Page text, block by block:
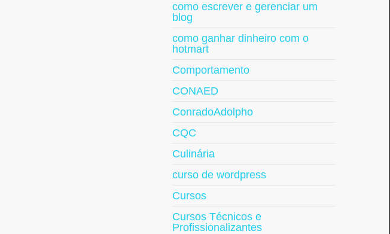
como escrever e gerenciar um
blog
como ganhar dinheiro com o
hotmart
Comportamento
CONAED
ConradoAdolpho
CQC
Culinária
curso de wordpress
Cursos
Cursos Técnicos e
Profissionalizantes